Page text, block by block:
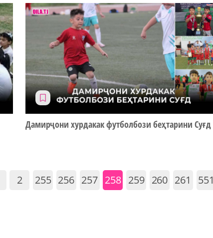
Дамирҷони хурдакак футболбози беҳтарини Суғд
2 255 256 257 258 259 260 261 551